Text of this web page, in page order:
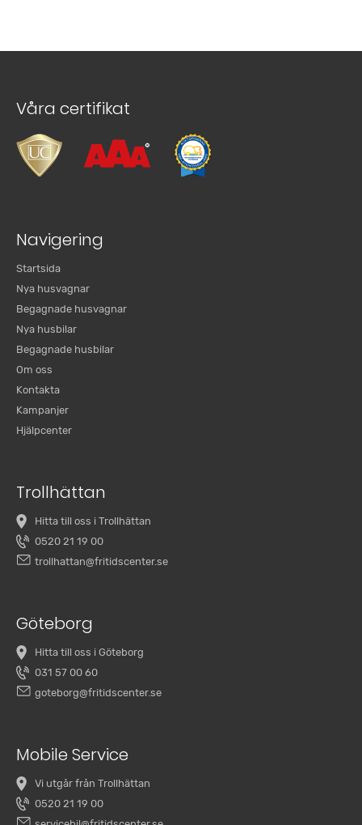
Våra certifikat
Navigering
Startsida
Nya husvagnar
Begagnade husvagnar
Nya husbilar
Begagnade husbilar
Om oss
Kontakta
Kampanjer
Hjälpcenter
Trollhättan
Hitta till oss i Trollhättan
0520 21 19 00
trollhattan@fritidscenter.se
Göteborg
Hitta till oss i Göteborg
031 57 00 60
goteborg@fritidscenter.se
Mobile Service
Vi utgår från Trollhättan
0520 21 19 00